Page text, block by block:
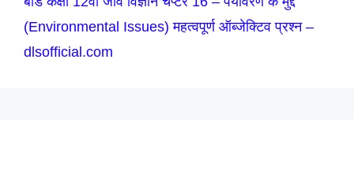
(Environmental Issues) महत्वपूर्ण ऑब्जेक्टिव प्रश्न –
dlsofficial.com